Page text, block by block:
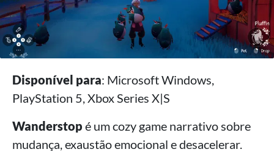
Disponível para: Microsoft Windows,
PlayStation 5, Xbox Series X|S
Wanderstop é um cozy game narrativo sobre
mudança, exaustão emocional e desacelerar.